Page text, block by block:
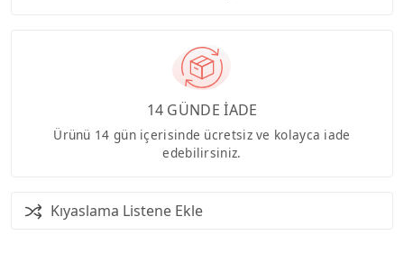
14 GÜNDE İADE
Ürünü 14 gün içerisinde ücretsiz ve kolayca iade
edebilirsiniz.
Kıyaslama Listene Ekle